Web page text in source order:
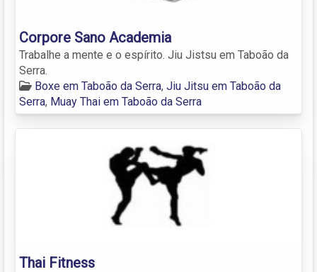
Corpore Sano Academia
Trabalhe a mente e o espírito. Jiu Jistsu em Taboão da
Serra.
Boxe em Taboão da Serra, Jiu Jitsu em Taboão da
Serra, Muay Thai em Taboão da Serra
Thai Fitness